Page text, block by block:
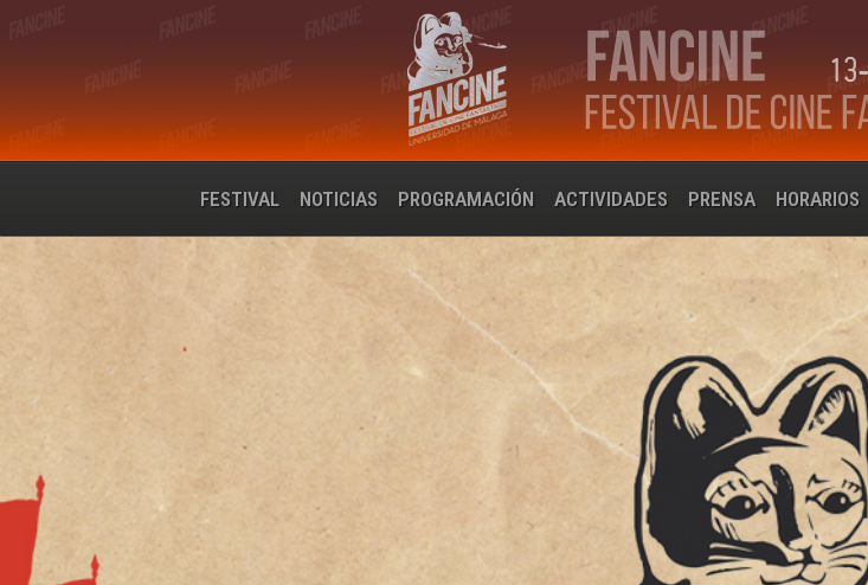
FESTIVAL NOTICIAS PROGRAMACIÓN ACTIVIDADES PRENSA HORARIOS
POLLYANNA MCINTOSH
‘DARLIN’, SU PRIMERA PELÍCULA